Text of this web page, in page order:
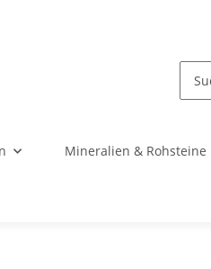
Mineralien & Rohsteine